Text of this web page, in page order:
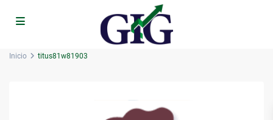
Inicio titus81w81903